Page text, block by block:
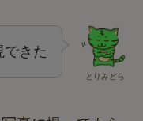
とりみどら
できた